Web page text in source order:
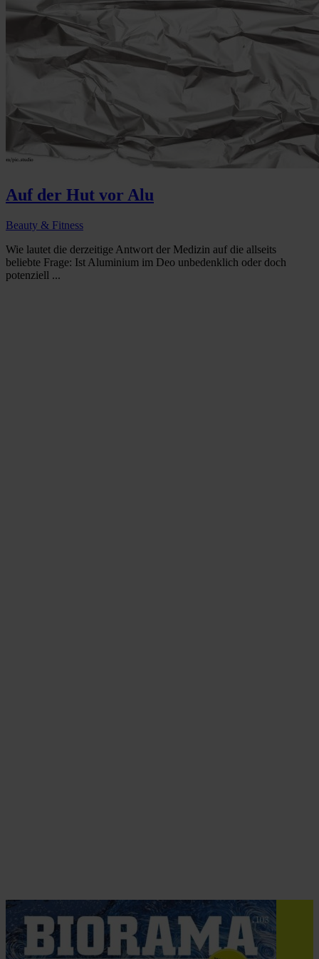
Auf der Hut vor Alu
Beauty & Fitness
Wie lautet die derzeitige Antwort der Medizin auf die allseits
beliebte Frage: Ist Aluminium im Deo unbedenklich oder doch
potenziell ...